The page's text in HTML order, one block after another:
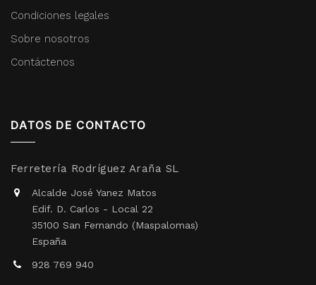
Condiciones legales
Sobre nosotros
Contáctenos
DATOS DE CONTACTO
Ferretería Rodríguez Araña SL
Alcalde José Yanez Matos
Edif. D. Carlos - Local 22
35100 San Fernando (Maspalomas)
España
928 769 940